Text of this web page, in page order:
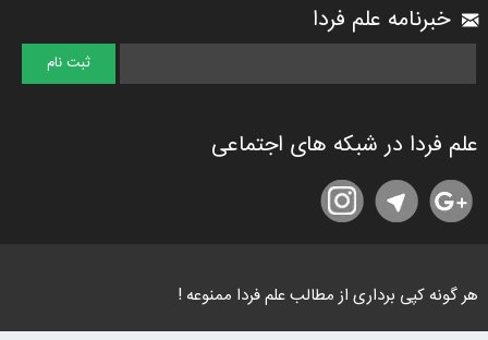
خبرنامه علم فردا
علم فردا در شبکه های اجتماعی
هر گونه کپی برداری از مطالب علم فردا ممنوعه !